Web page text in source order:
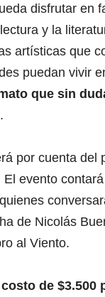
disfrutar en
y la
artísticas que
puedan vivir
que sin
por cuenta del
evento
de Nicolás
al Viento.
de $3.500